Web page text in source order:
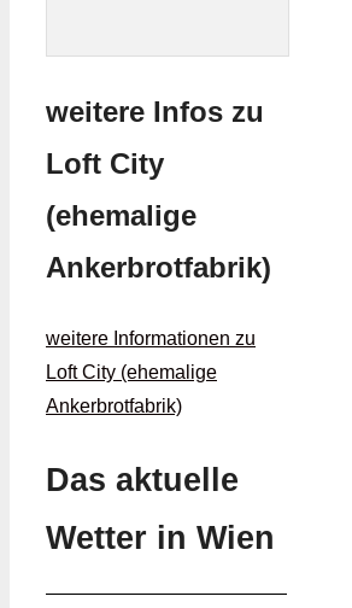
weitere Infos zu
Loft City
(ehemalige
Ankerbrotfabrik)
weitere Informationen zu
Loft City (ehemalige
Ankerbrotfabrik)
Das aktuelle
Wetter in Wien